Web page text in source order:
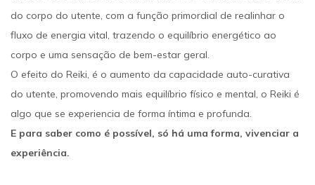
do corpo do utente, com a função primordial de realinhar o
fluxo de energia vital, trazendo o equilíbrio energético ao
corpo e uma sensação de bem-estar geral.
O efeito do Reiki, é o aumento da capacidade auto-curativa
do utente, promovendo mais equilíbrio físico e mental, o Reiki é
algo que se experiencia de forma íntima e profunda.
E para saber como é possível, só há uma forma, vivenciar a
experiência.